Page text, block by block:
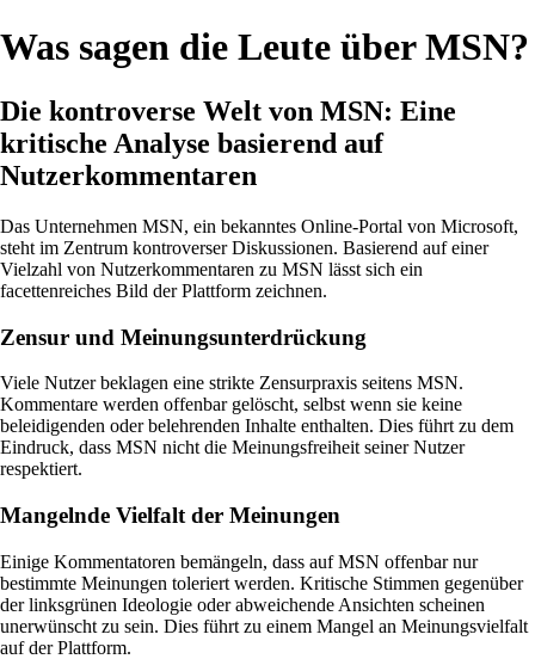
Was sagen die Leute über MSN?
Die kontroverse Welt von MSN: Eine
kritische Analyse basierend auf
Nutzerkommentaren
Das Unternehmen MSN, ein bekanntes Online-Portal von Microsoft,
steht im Zentrum kontroverser Diskussionen. Basierend auf einer
Vielzahl von Nutzerkommentaren zu MSN lässt sich ein
facettenreiches Bild der Plattform zeichnen.
Zensur und Meinungsunterdrückung
Viele Nutzer beklagen eine strikte Zensurpraxis seitens MSN.
Kommentare werden offenbar gelöscht, selbst wenn sie keine
beleidigenden oder belehrenden Inhalte enthalten. Dies führt zu dem
Eindruck, dass MSN nicht die Meinungsfreiheit seiner Nutzer
respektiert.
Mangelnde Vielfalt der Meinungen
Einige Kommentatoren bemängeln, dass auf MSN offenbar nur
bestimmte Meinungen toleriert werden. Kritische Stimmen gegenüber
der linksgrünen Ideologie oder abweichende Ansichten scheinen
unerwünscht zu sein. Dies führt zu einem Mangel an Meinungsvielfalt
auf der Plattform.